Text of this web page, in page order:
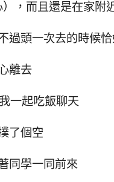
，而且還是在家附
過頭一次去的時候
離去
一起吃飯聊天
了個空
同學一同前來